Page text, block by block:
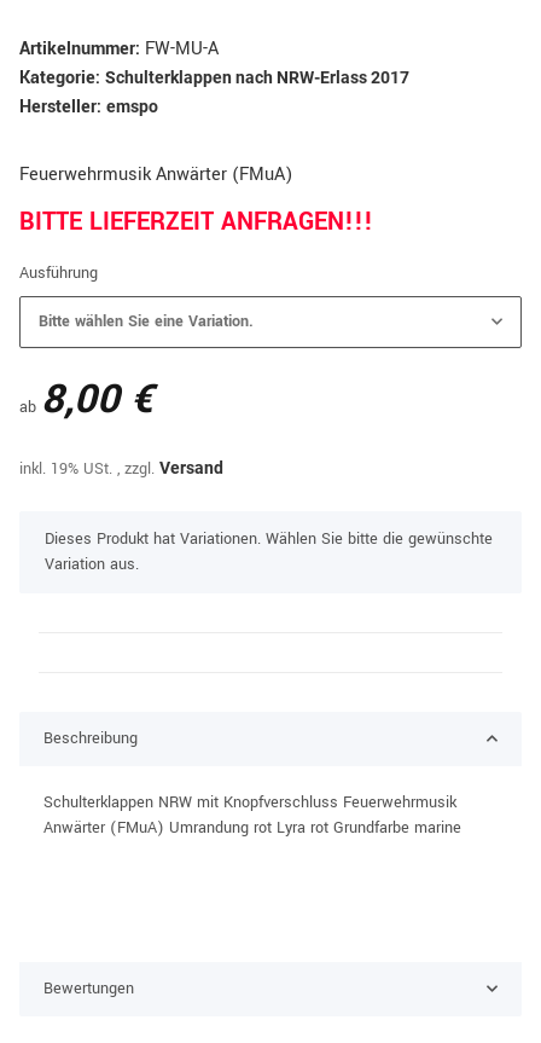
Artikelnummer: FW-MU-A
Kategorie: Schulterklappen nach NRW-Erlass 2017
Hersteller: emspo
Feuerwehrmusik Anwärter (FMuA)
BITTE LIEFERZEIT ANFRAGEN!!!
Ausführung
Bitte wählen Sie eine Variation.
ab 8,00 €
inkl. 19% USt. , zzgl. Versand
xDieses Produkt hat Variationen. Wählen Sie bitte die gewünschte
Variation aus.
Beschreibung
Schulterklappen NRW mit Knopfverschluss Feuerwehrmusik
Anwärter (FMuA) Umrandung rot Lyra rot Grundfarbe marine
Bewertungen